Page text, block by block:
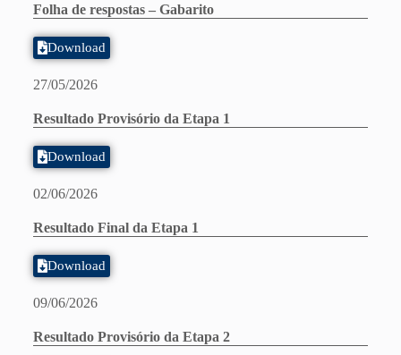
Folha de respostas – Gabarito
Download
27/05/2026
Resultado Provisório da Etapa 1
Download
02/06/2026
Resultado Final da Etapa 1
Download
09/06/2026
Resultado Provisório da Etapa 2